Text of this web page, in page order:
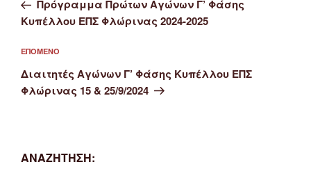
Πρόγραμμα Πρώτων Αγώνων Γ’ Φάσης
Κυπέλλου ΕΠΣ Φλώρινας 2024-2025
Επόμενο
άρθρο
ΕΠΌΜΕΝΟ
Διαιτητές Αγώνων Γ’ Φάσης Κυπέλλου ΕΠΣ
Φλώρινας 15 & 25/9/2024
ΑΝΑΖΉΤΗΣΗ: